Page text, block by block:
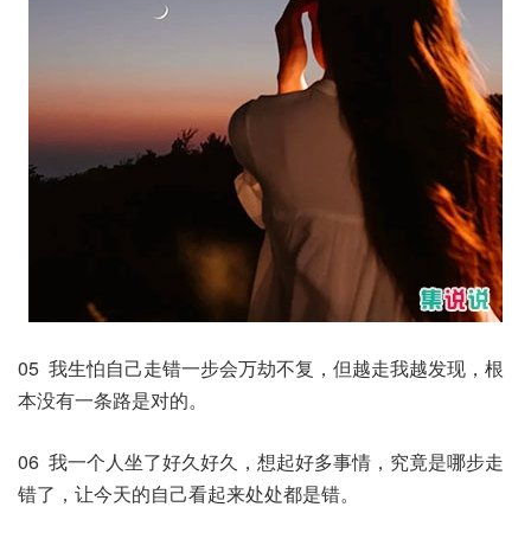
05 我生怕自己走错一步会万劫不复，但越走我越发现，根
本没有一条路是对的。
06 我一个人坐了好久好久，想起好多事情，究竟是哪步走
错了，让今天的自己看起来处处都是错。